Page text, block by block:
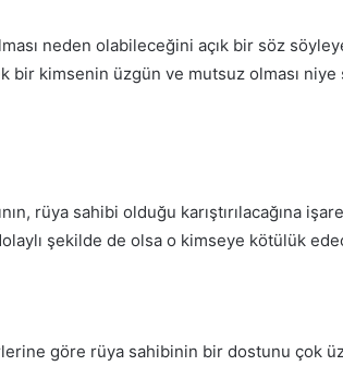
neden olabileceğini açık bir söz
bir kimsenin üzgün ve mutsuz olması
rüya sahibi olduğu karıştırılacağına
şekilde de olsa o kimseye kötülük
göre rüya sahibinin bir dostunu çok